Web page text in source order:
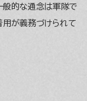
般的な通念は軍隊で
用が義務づけられて